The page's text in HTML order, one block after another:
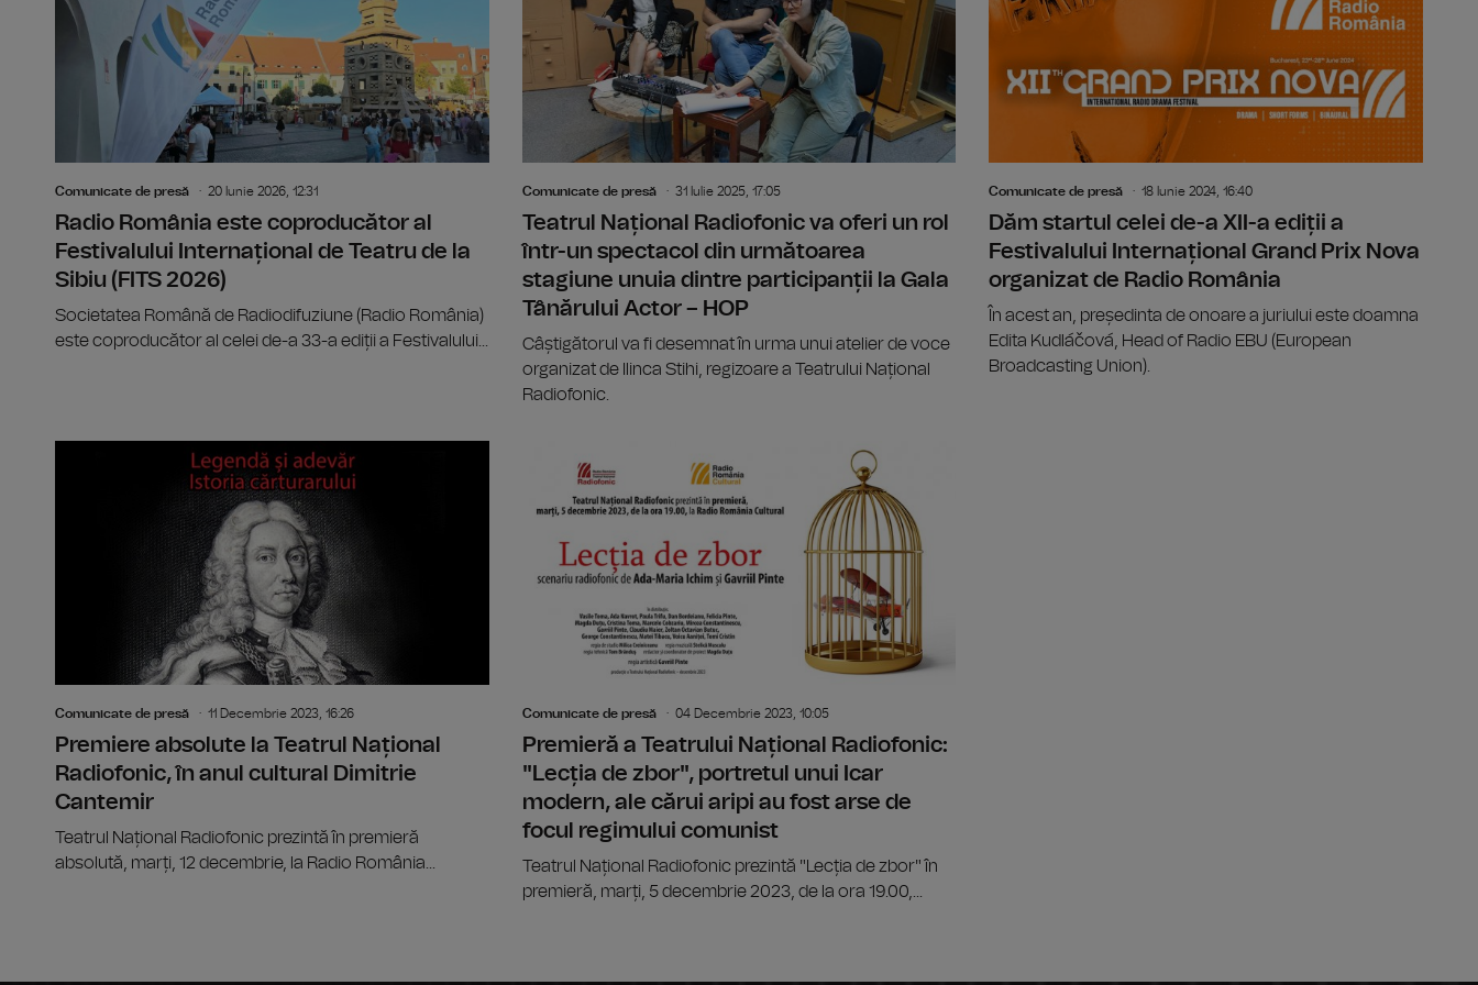
Comunicate de presă 20 Iunie 2026, 12:31
Radio România este coproducător al
Festivalului Internațional de Teatru de la
Sibiu (FITS 2026)
Societatea Română de Radiodifuziune (Radio România)
este coproducător al celei de-a 33-a ediții a Festivalului...
Comunicate de presă 31 Iulie 2025, 17:05
Teatrul Național Radiofonic va oferi un rol
într-un spectacol din următoarea
stagiune unuia dintre participanții la Gala
Tânărului Actor – HOP
Câștigătorul va fi desemnat în urma unui atelier de voce
organizat de Ilinca Stihi, regizoare a Teatrului Național
Radiofonic.
Comunicate de presă 18 Iunie 2024, 16:40
Dăm startul celei de-a XII-a ediții a
Festivalului Internațional Grand Prix Nova
organizat de Radio România
În acest an, președinta de onoare a juriului este doamna
Edita Kudláčová, Head of Radio EBU (European
Broadcasting Union).
Comunicate de presă 11 Decembrie 2023, 16:26
Premiere absolute la Teatrul Național
Radiofonic, în anul cultural Dimitrie
Cantemir
Teatrul Național Radiofonic prezintă în premieră
absolută, marți, 12 decembrie, la Radio România...
Comunicate de presă 04 Decembrie 2023, 10:05
Premieră a Teatrului Național Radiofonic:
"Lecția de zbor", portretul unui Icar
modern, ale cărui aripi au fost arse de
focul regimului comunist
Teatrul Național Radiofonic prezintă "Lecția de zbor" în
premieră, marți, 5 decembrie 2023, de la ora 19.00,...